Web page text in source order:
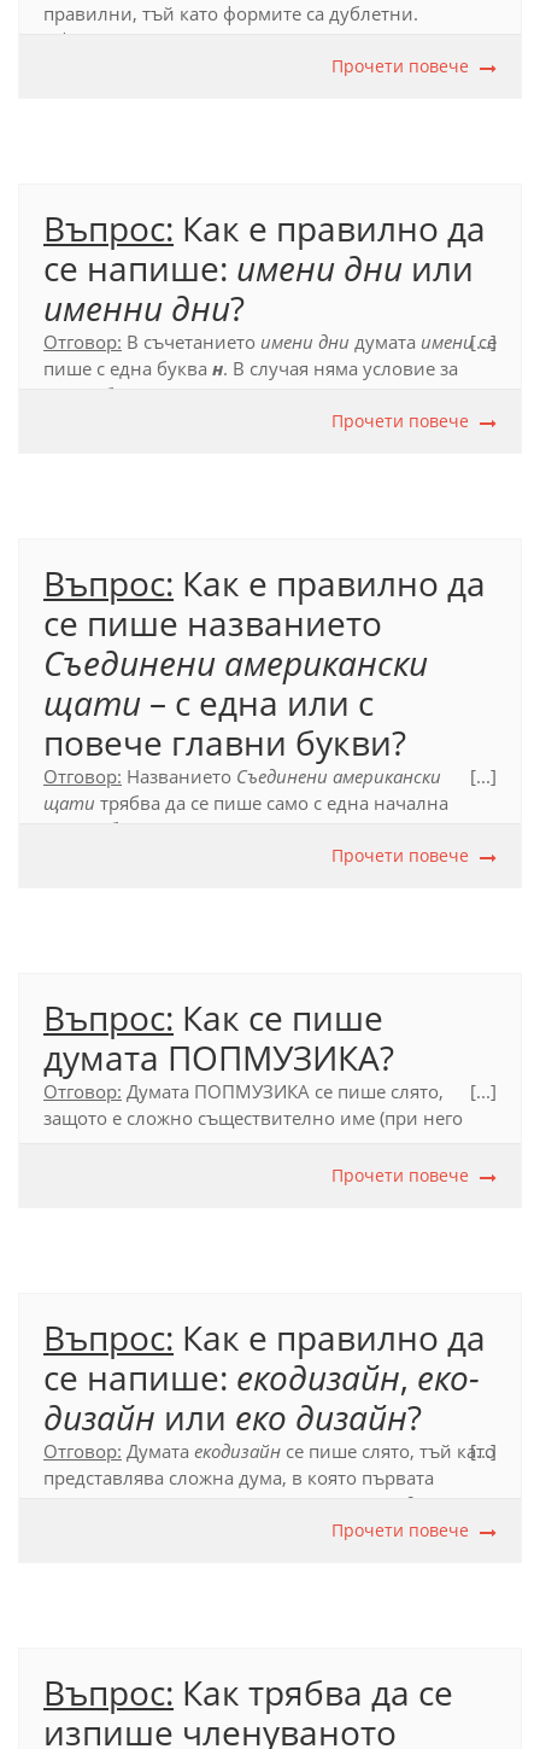
правилни, тъй като формите са дублетни.
Официалният правописен речник
като препоръчителен по-краткия вариантшейсет.
Прочети повече
Въпрос: Как е правилно да
се напише: имени дни или
именни дни?
Отговор: В съчетанието имени дни думата именисе
пише с една буква н. В случая няма условие за
употреба на двойно
няма завършек
[...]
Прочети повече
Въпрос: Как е правилно да
се пише названието
Съединени американски
щати – с една или с
повече главни букви?
Отговор: Названието Съединени американски
щати трябва да се пише само с една начална
главна буква
съставно собствено име, в чийто състав няма
[...]
Прочети повече
Въпрос: Как се пише
думата ПОПМУЗИКА?
Отговор: Думата ПОПМУЗИКА се пише слято,
защото е сложно съществително име (при него
се и разделно писане – ПОП МУЗИКА, тъй като
[...]
Прочети повече
Въпрос: Как е правилно да
се напише: екодизайн, еко-
дизайн или еко дизайн?
Отговор: Думата екодизайн се пише слято, тъй като
представлява сложна дума, в която първата
дизайн
Тъй като първата съставка не е самостоятелна
[...]
Прочети повече
Въпрос: Как трябва да се
изпише членуваното